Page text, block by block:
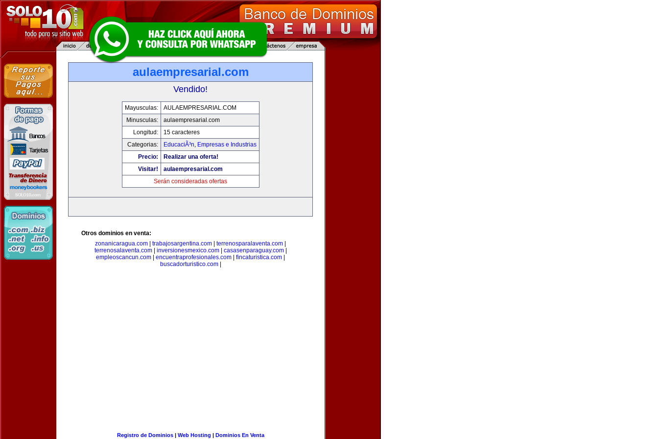
aulaempresarial.com
Vendido!
Mayusculas:
AULAEMPRESARIAL.COM
Minusculas:
aulaempresarial.com
Longitud:
15 caracteres
Categorias:
EducaciÃ³n, Empresas e Industrias
Precio:
Realizar una oferta!
Visitar!
aulaempresarial.com
Serán consideradas ofertas
Otros dominios en venta:
zonanicaragua.com
trabajosargentina.com terrenosparalaventa.com
terrenosalaventa.com| inversionesmexico.com| casasenparaguay.com|
empleoscancun.com
encuentraprofesionales.com fincaturistica.com
buscadorturistico.com|
Registro de Dominios| Web Hosting | Dominios En Venta